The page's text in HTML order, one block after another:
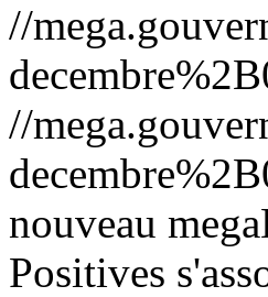
//
//
nouveau
Positives